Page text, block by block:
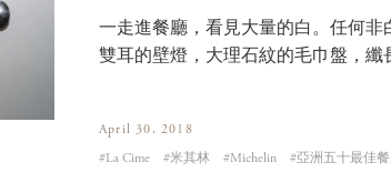
一走進餐廳，看見大量的白。任何
雙耳的壁燈，大理石紋的毛巾盤，
April 30, 2018
La Cime 米其林 Michelin 亞洲五十最佳